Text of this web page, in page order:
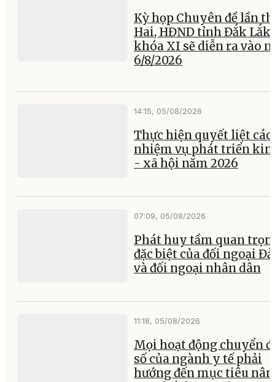
Kỳ họp Chuyên đề lần
Hai, HĐND tỉnh Đắk Lắk
khóa XI sẽ diễn ra vào
6/8/2026
14:15, 05/08/2026
Thực hiện quyết liệt các
nhiệm vụ phát triển
- xã hội năm 2026
07:09, 05/08/2026
Phát huy tầm quan
đặc biệt của đối ngoại
và đối ngoại nhân dân
11:18, 05/08/2026
Mọi hoạt động chuyển
số của ngành y tế phải
hướng đến mục tiêu